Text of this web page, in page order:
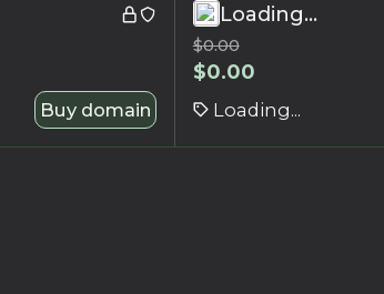
Buy domain
Loading...
$0.00
$0.00
Loading...